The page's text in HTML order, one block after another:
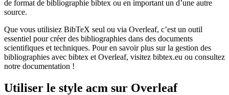
de format de bibliographie bibtex ou en important un d’une autre
source.
Que vous utilisiez BibTeX seul ou via Overleaf, c’est un outil
essentiel pour créer des bibliographies dans des documents
scientifiques et techniques. Pour en savoir plus sur la gestion des
bibliographies avec bibtex et Overleaf, visitez bibtex.eu ou consultez
notre documentation !
Utiliser le style acm sur Overleaf